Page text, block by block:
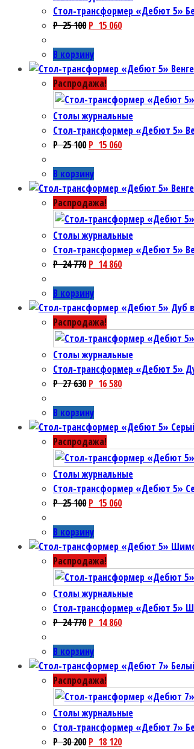
Cтол-трансформер «Дебют 5»
P25 100 P 15 060
В корзину
Распродажа!
Столы журнальные
Cтол-трансформер «Дебют 5»
P25 100 P 15 060
В корзину
Распродажа!
Столы журнальные
Cтол-трансформер «Дебют 5»
P24 770 P 14 860
В корзину
Распродажа!
Столы журнальные
Cтол-трансформер «Дебют 5»
P27 630 P 16 580
В корзину
Распродажа!
Столы журнальные
Cтол-трансформер «Дебют 5»
P25 100 P 15 060
В корзину
Распродажа!
Столы журнальные
Cтол-трансформер «Дебют 5»
P24 770 P 14 860
В корзину
Распродажа!
Столы журнальные
Cтол-трансформер «Дебют 7»
P30 200 P 18 120